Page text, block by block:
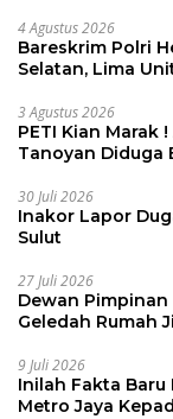
4 Agustus 2026
Bareskrim Polri
Selatan, Lima
3 Agustus 2026
PETI Kian Marak
Tanoyan Diduga
30 Juli 2026
Inakor Lapor
Sulut
27 Juli 2026
Dewan
Geledah Rumah
9 Juli 2026
Inilah Fakta
Metro Jaya